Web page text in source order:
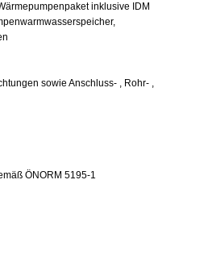
inklusive IDM
sowie Anschluss- , Rohr- ,
ÖNORM 5195-1